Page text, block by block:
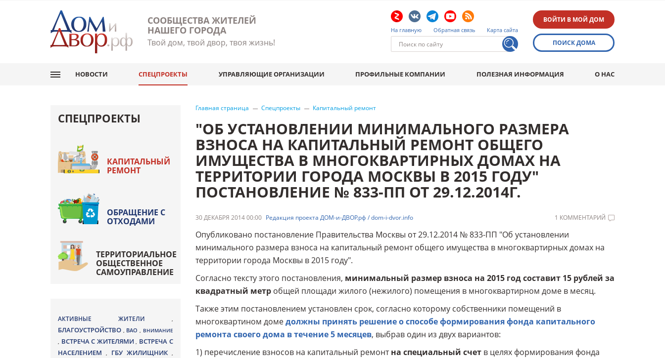
СООБЩЕСТВА ЖИТЕЛЕЙ
НАШЕГО ГОРОДА
Твой дом, твой двор, твоя жизнь!
На главную Обратная связь Карта сайта
ВОЙТИ В МОЙ ДОМ
ПОИСК ДОМА
НОВОСТИ СПЕЦПРОЕКТЫ УПРАВЛЯЮЩИЕ ОРГАНИЗАЦИИ ПРОФИЛЬНЫЕ КОМПАНИИ ПОЛЕЗНАЯ ИНФОРМАЦИЯ О НАС
Главная страница Спецпроекты Капитальный ремонт
"ОБ УСТАНОВЛЕНИИ МИНИМАЛЬНОГО РАЗМЕРА
ВЗНОСА НА КАПИТАЛЬНЫЙ РЕМОНТ ОБЩЕГО
ИМУЩЕСТВА В МНОГОКВАРТИРНЫХ ДОМАХ НА
ТЕРРИТОРИИ ГОРОДА МОСКВЫ В 2015 ГОДУ"
ПОСТАНОВЛЕНИЕ № 833-ПП ОТ 29.12.2014Г.
30 ДЕКАБРЯ 2014 00:00 Редакция проекта ДОМ-и-ДВОР.рф / dom-i-dvor.info 1 КОММЕНТАРИЙ
Опубликовано постановление Правительства Москвы от 29.12.2014 № 833-ПП "Об установлении
минимального размера взноса на капитальный ремонт общего имущества в многоквартирных домах на
территории города Москвы в 2015 году".
Согласно тексту этого постановления, минимальный размер взноса на 2015 год составит 15 рублей за
квадратный метробщей площади жилого (нежилого) помещения в многоквартирном доме в месяц.
Также этим постановлением установлен срок, согласно которому собственники помещений в
многоквартином домедолжны принять решение о способе формирования фонда капитального
ремонта своего дома в течение 5 месяцев, выбрав один из двух вариантов:
1) перечисление взносов на капитальный ремонтна специальный счетв целях формирования фонда
СПЕЦПРОЕКТЫ
КАПИТАЛЬНЫЙ
РЕМОНТ
ОБРАЩЕНИЕ С
ОТХОДАМИ
ТЕРРИТОРИАЛЬНОЕ
ОБЩЕСТВЕННОЕ
САМОУПРАВЛЕНИЕ
АКТИВНЫЕ ЖИТЕЛИ ,
БЛАГОУСТРОЙСТВО , ВАО , ВНИМАНИЕ
, ВСТРЕЧА С ЖИТЕЛЯМИ, ВСТРЕЧА С
НАСЕЛЕНИЕМ
, ГБУ ЖИЛИЩНИК ,